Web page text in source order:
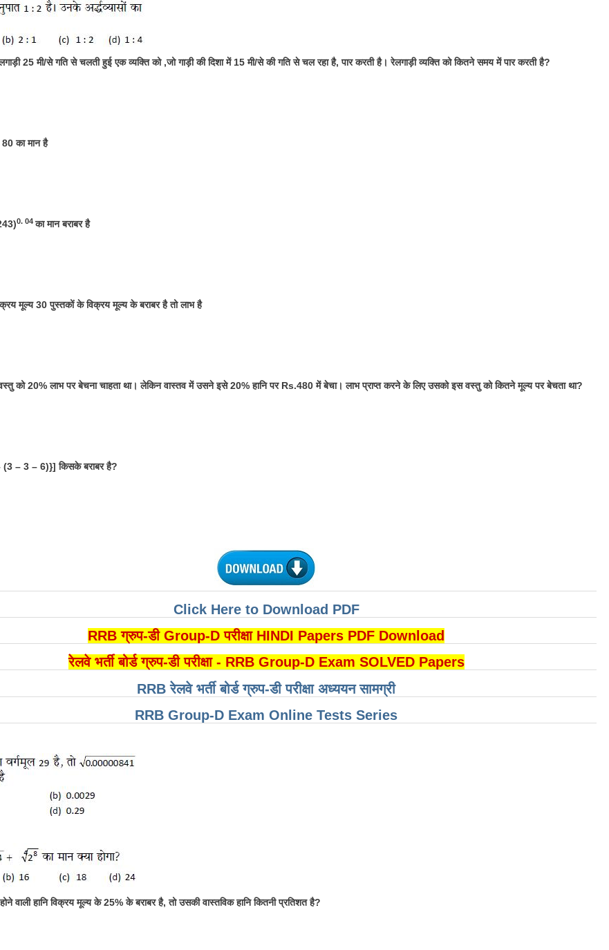
25 मी/से गति से चलती हुई एक व्यक्ति को ,जो गाड़ी की दिशा में 15 मी/से की गति से चल रहा है, पार करती है। रेलगाड़ी व्यक्ति को कितने समय में पार करती है?
का मान है
0. 04का मान बराबर है
मूल्य 30 पुस्तकों के विक्रय मूल्य के बराबर है तो लाभ है
को 20% लाभ पर बेचना चाहता था। लेकिन वास्तव में उसने इसे 20% हानि पर Rs.480 में बेचा। लाभ प्राप्त करने के लिए उसको इस वस्तु को कितने मूल्य पर बेचता था?
– 3 – 6)}] किसके बराबर है?
Click Here to Download PDF
RRB ग्रुप-डी Group-D परीक्षा HINDI Papers PDF Download
रेलवे भर्ती बोर्ड ग्रुप-डी परीक्षा - RRB Group-D Exam SOLVED Papers
RRB रेलवे भर्ती बोर्ड ग्रुप-डी परीक्षा अध्ययन सामग्री
RRB Group-D Exam Online Tests Series
वाली हानि विक्रय मूल्य के 25% के बराबर है, तो उसकी वास्तविक हानि कितनी प्रतिशत है?